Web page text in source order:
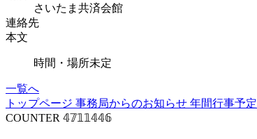
さいたま共済会館
連絡先
本文
時間・場所未定
一覧へ
トップページ 事務局からのお知らせ 年間行事予定
COUNTER 𝟜𝟟𝟙𝟙𝟜𝟜𝟞